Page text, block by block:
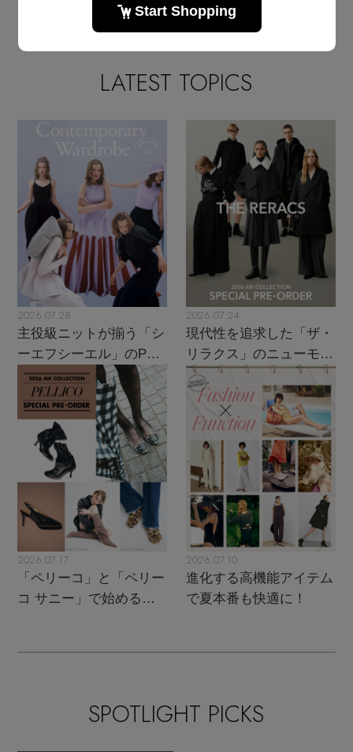
LATEST TOPICS
2026.07.28
主役級ニットが揃う「シ
ーエフシーエル」のPOP
UPがスタート
2026.07.24
現代性を追求した「ザ・
リラクス」のニューモダ
ンクラシック
2026.07.17
「ペリーコ」と「ペリー
コ サニー」で始める秋
2026.07.10
進化する高機能アイテム
で夏本番も快適に！
SPOTLIGHT PICKS